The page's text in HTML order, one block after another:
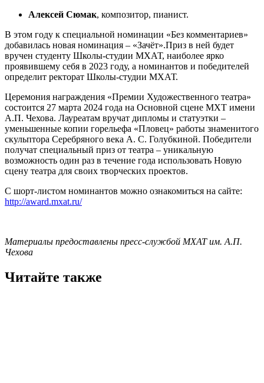
Алексей Сюмак, композитор, пианист.
В этом году к специальной номинации «Без комментариев»
добавилась новая номинация – «Зачёт».Приз в ней будет
вручен студенту Школы-студии МХАТ, наиболее ярко
проявившему себя в 2023 году, а номинантов и победителей
определит ректорат Школы-студии МХАТ.
Церемония награждения «Премии Художественного театра»
состоится 27 марта 2024 года на Основной сцене МХТ имени
А.П. Чехова. Лауреатам вручат дипломы и статуэтки –
уменьшенные копии горельефа «Пловец» работы знаменитого
скульптора Серебряного века А. С. Голубкиной. Победители
получат специальный приз от театра – уникальную
возможность один раз в течение года использовать Новую
сцену театра для своих творческих проектов.
С шорт-листом номинантов можно ознакомиться на сайте:
http://award.mxat.ru/
Материалы предоставлены пресс-службой МХАТ им. А.П.
Чехова
Читайте также